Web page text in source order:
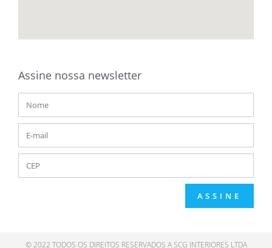
Assine nossa newsletter
ASSINE
© 2022 TODOS OS DIREITOS RESERVADOS A SCG INTERIORES LTDA